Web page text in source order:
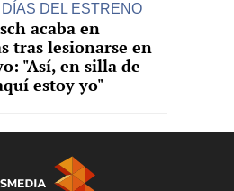
DEL ESTRENO
acaba en
tras lesionarse en
"Así, en silla de
estoy yo"